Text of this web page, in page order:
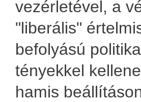
vezérletével, a
"liberális"
befolyású
tényekkel
hamis